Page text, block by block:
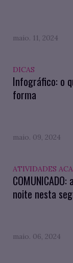
maio. 11, 2024
DICAS
Infográfico: o
forma
maio. 09, 2024
ATIVIDADES
noite nesta
maio. 06, 2024